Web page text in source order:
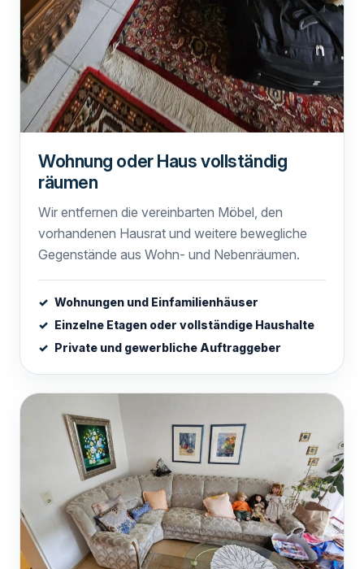
Wohnung oder Haus vollständig
räumen
Wir entfernen die vereinbarten Möbel, den
vorhandenen Hausrat und weitere bewegliche
Gegenstände aus Wohn- und Nebenräumen.
Wohnungen und Einfamilienhäuser
Einzelne Etagen oder vollständige Haushalte
Private und gewerbliche Auftraggeber